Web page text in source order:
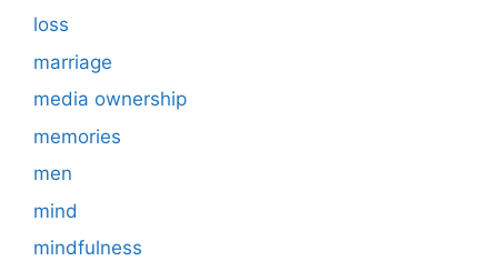
loss
marriage
media ownership
memories
men
mind
mindfulness